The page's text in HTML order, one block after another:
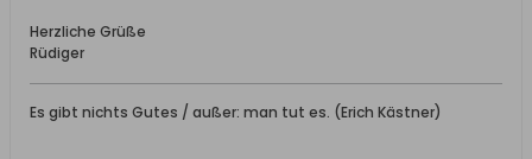
Herzliche Grüße
Rüdiger
Es gibt nichts Gutes / außer: man tut es. (Erich Kästner)